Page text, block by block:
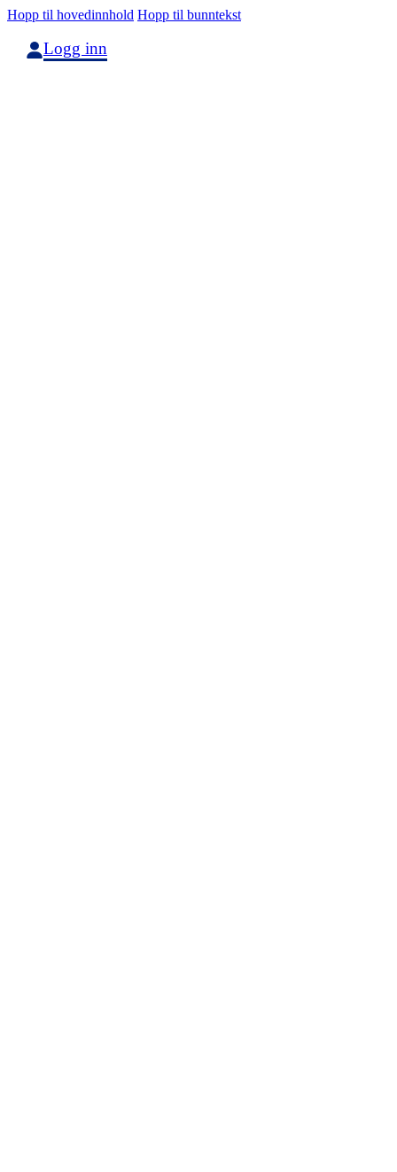
Hopp til hovedinnhold Hopp til bunntekst
Logg inn